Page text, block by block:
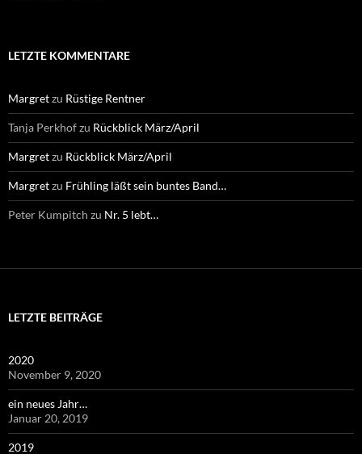
LETZTE KOMMENTARE
Margretzu Rüstige Rentner
Tanja Perkhofzu Rückblick März/April
Margretzu Rückblick März/April
Margretzu Frühling läßt sein buntes Band…
Peter Kumpitch zu Nr. 5 lebt…
LETZTE BEITRÄGE
2020
November 9, 2020
ein neues Jahr…
Januar 20, 2019
2019